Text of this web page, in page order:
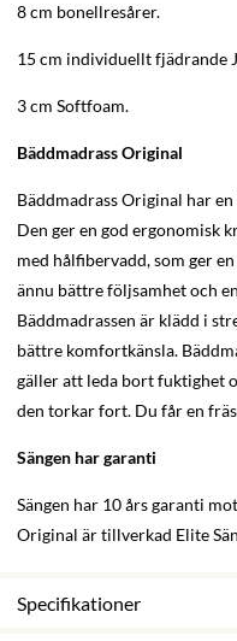
8 cm bonellresårer.
15 cm individuellt fjädrande
3 cm Softfoam.
Bäddmadrass Original
Bäddmadrass Original har
Den ger en god ergonomisk
med hålfibervadd, som ger
ännu bättre följsamhet och
Bäddmadrassen är klädd i
bättre komfortkänsla.
gäller att leda bort fuktighet
den torkar fort. Du får en
Sängen har garanti
Sängen har 10 års garanti
Original är tillverkad Elite
Specifikationer